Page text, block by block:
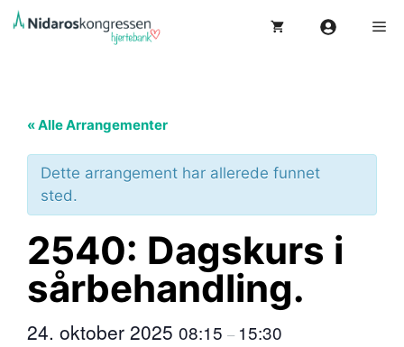
Hopp
« Alle Arrangementer
Dette arrangement har allerede funnet
sted.
2540: Dagskurs i
sårbehandling.
24. oktober 2025 08:15 – 15:30